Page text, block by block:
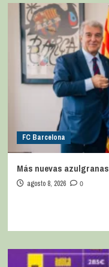
FC Barcelona
Más nuevas azulgranas
agosto 8, 2026 0